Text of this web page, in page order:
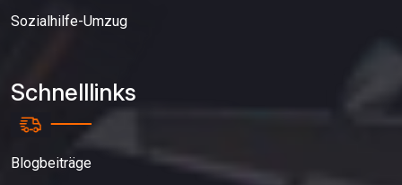
Sozialhilfe-Umzug
Schnelllinks
Blogbeiträge